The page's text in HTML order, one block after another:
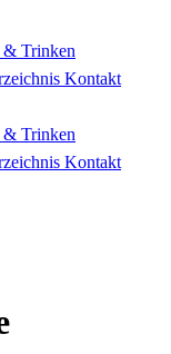
& Trinken
Kontakt
& Trinken
Kontakt